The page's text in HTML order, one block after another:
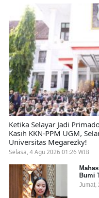
Ketika Selayar Jadi
Kasih KKN-PPM UGM,
Universitas Megarezky!
Selasa, 4 Agu 2026 01:26 WIB
Bumi
Jumat,